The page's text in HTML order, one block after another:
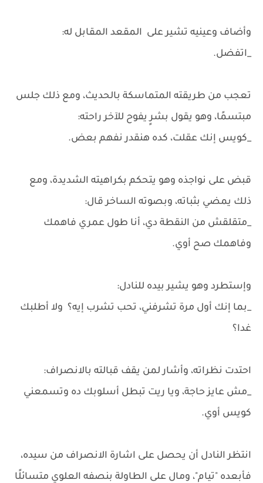
وأضاف وعينيه تشير على المقعد المقابل له:
_اتفضل.
تعجب من طريقته المتماسكة بالحديث، ومع ذلك جلس
مبتسمًا، وهو يقول بشرٍ يفوح للآخر راحته:
_كويس إنك عقلت، كده هنقدر نفهم بعض.
قبض على نواجذه وهو يتحكم بكراهيته الشديدة، ومع
ذلك يمضي بثباته، وبصوته الساخر قال:
_متقلقش من النقطة دي، أنا طول عمري فاهمك
وفاهمك صح أوي.
وإستطرد وهو يشير بيده للنادل:
_بما إنك أول مرة تشرفني، تحب تشرب إيه؟ ولا أطلبك
غدا؟
احتدت نظراته، وأشار لمن يقف قبالته بالانصراف:
_مش عايز حاجة، ويا ريت تبطل أسلوبك ده وتسمعني
كويس أوي.
انتظر النادل أن يحصل على اشارة الانصراف من سيده،
فأبعده "تيام"، ومال على الطاولة بنصفه العلوي متسائلًا